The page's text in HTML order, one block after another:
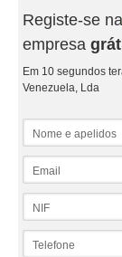
Registe-se na
empresa
Em 10 segundos
Venezuela, Lda